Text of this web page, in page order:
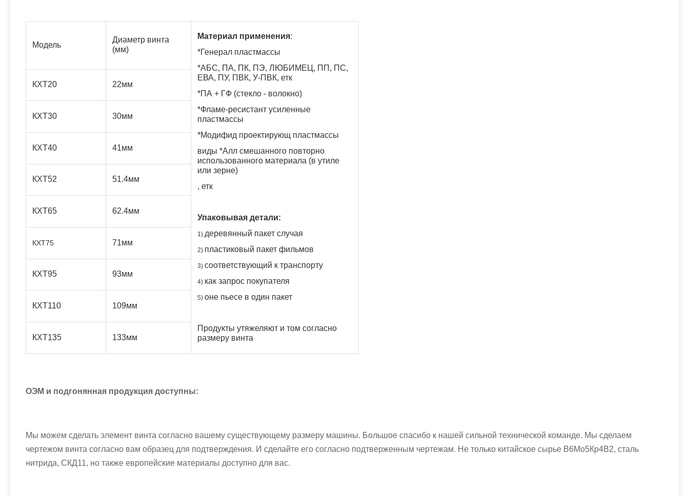
Модель
Диаметр винта
(мм)
Материал применения:
*Генерал пластмассы
*АБС, ПА, ПК, ПЭ, ЛЮБИМЕЦ, ПП, ПС,
ЕВА, ПУ, ПВК, У-ПВК, етк
*ПА + ГФ (стекло - волокно)
*Фламе-ресистант усиленные
пластмассы
*Модифид проектирующ пластмассы
виды *Алл смешанного повторно
использованного материала (в утиле
или зерне)
, етк
Упаковывая детали:
1) деревянный пакет случая
2) пластиковый пакет фильмов
3) соответствующий к транспорту
4) как запрос покупателя
5) оне пьесе в один пакет
Продукты утяжеляют и том согласно
размеру винта
КХТ20 22мм
КХТ30 30мм
КХТ40 41мм
КХТ52 51.4мм
КХТ65 62.4мм
КХТ75 71мм
КХТ95 93мм
КХТ110 109мм
КХТ135 133мм
ОЭМ и подгонянная продукция доступны:
Мы можем сделать элемент винта согласно вашему существующему размеру машины. Большое спасибо к нашей сильной технической команде. Мы сделаем
чертежом винта согласно вам образец для подтверждения. И сделайте его согласно подтверженным чертежам. Не только китайское сырье В6Мо5Кр4В2, сталь
нитрида, СКД11, но также европейские материалы доступно для вас.